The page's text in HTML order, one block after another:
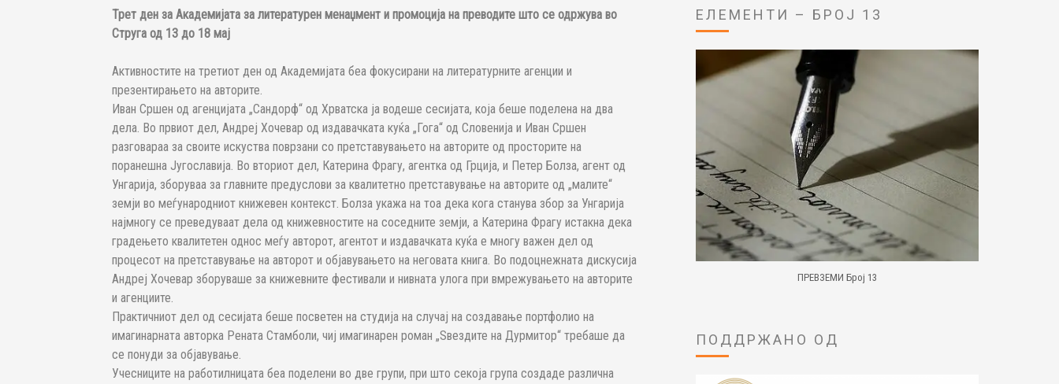
Трет ден за Академијата за литературен менаџмент и промоција на преводите што се одржува во
Струга од 13 до 18 мај
Активностите на третиот ден од Академијата беа фокусирани на литературните агенции и
презентирањето на авторите.
Иван Сршен од агенцијата „Сандорф“ од Хрватска ја водеше сесијата, која беше поделена на два
дела. Во првиот дел, Андреј Хочевар од издавачката куќа „Гога“ од Словенија и Иван Сршен
разговараа за своите искуства поврзани со претставувањето на авторите од просторите на
поранешна Југославија. Во вториот дел, Катерина Фрагу, агентка од Грција, и Петер Болза, агент од
Унгарија, зборуваа за главните предуслови за квалитетно претставување на авторите од „малите“
земји во меѓународниот книжевен контекст. Болза укажа на тоа дека кога станува збор за Унгарија
најмногу се преведуваат дела од книжевностите на соседните земји, а Катерина Фрагу истакна дека
градењето квалитетен однос меѓу авторот, агентот и издавачката куќа е многу важен дел од
процесот на претставување на авторот и објавувањето на неговата книга. Во подоцнежната дискусија
Андреј Хочевар зборуваше за книжевните фестивали и нивната улога при вмрежувањето на авторите
и агенциите.
Практичниот дел од сесијата беше посветен на студија на случај на создавање портфолио на
имагинарната авторка Рената Стамболи, чиј имагинарен роман „Ѕвездите на Дурмитор“ требаше да
се понуди за објавување.
Учесниците на работилницата беа поделени во две групи, при што секоја група создаде различна
ЕЛЕМЕНТИ – БРОЈ 13
ПРЕВЗЕМИ Број 13
ПОДДРЖАНО ОД